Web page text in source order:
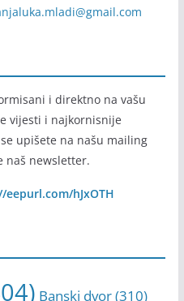
i direktno na vašu
vijesti i najkornisnije
upišete na našu mailing
naš newsletter.
hJxOTH
Banski dvor(310)